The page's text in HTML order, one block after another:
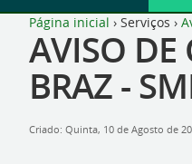
Página inicial › Serviços ›
AVISO DE
BRAZ -
Criado: Quinta, 10 de Agosto de